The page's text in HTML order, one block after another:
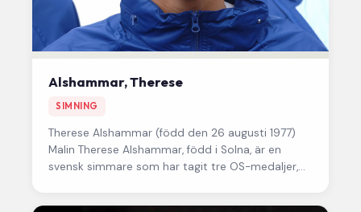
Alshammar, Therese
SIMNING
Therese Alshammar (född den 26 augusti 1977)
Malin Therese Alshammar, född i Solna, är en
svensk simmare som har tagit tre OS-medaljer,